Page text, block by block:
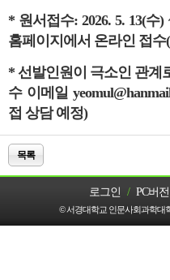
* 원서접수:2026. 5. 13(수)
홈페이지에서 온라인 접
* 선발인원이 극소인 관계
수 이메일
접 상담 예정)
목록
로그인 / PC버전
© 서경대학교 인문사회과학대